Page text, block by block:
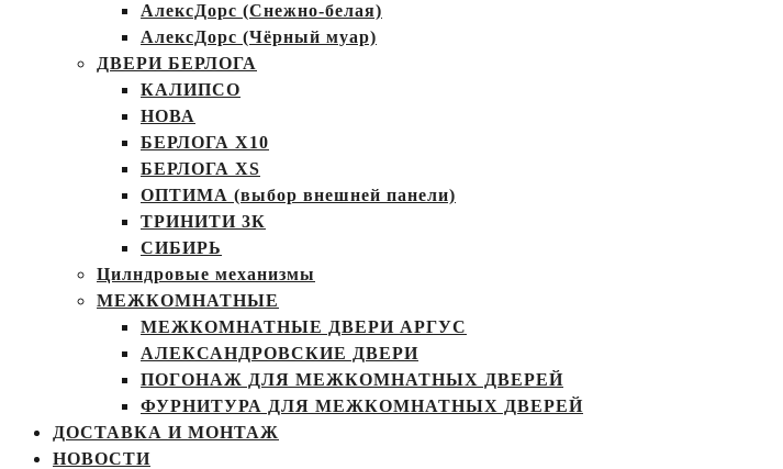
АлексДорс (Снежно-белая)
АлексДорс (Чёрный муар)
ДВЕРИ БЕРЛОГА
КАЛИПСО
НОВА
БЕРЛОГА Х10
БЕРЛОГА XS
ОПТИМА (выбор внешней панели)
ТРИНИТИ 3К
СИБИРЬ
Цилндровые механизмы
МЕЖКОМНАТНЫЕ
МЕЖКОМНАТНЫЕ ДВЕРИ АРГУС
АЛЕКСАНДРОВСКИЕ ДВЕРИ
ПОГОНАЖ ДЛЯ МЕЖКОМНАТНЫХ ДВЕРЕЙ
ФУРНИТУРА ДЛЯ МЕЖКОМНАТНЫХ ДВЕРЕЙ
ДОСТАВКА И МОНТАЖ
НОВОСТИ